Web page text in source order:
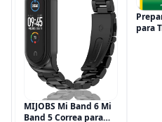
MIJOBS Mi Band 6 Mi
Band 5 Correa para
para